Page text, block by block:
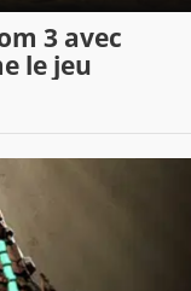
3 avec
le jeu